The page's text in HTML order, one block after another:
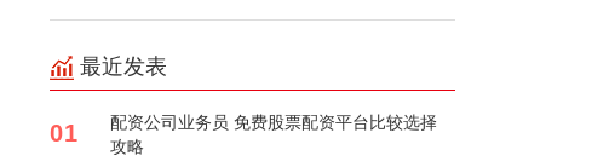
最近发表
01
配资公司业务员 免费股票配资平台比较选择
攻略